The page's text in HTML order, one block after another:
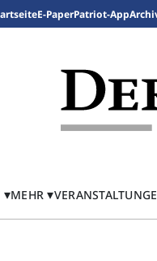
E-PaperPatriot-App
MEHR